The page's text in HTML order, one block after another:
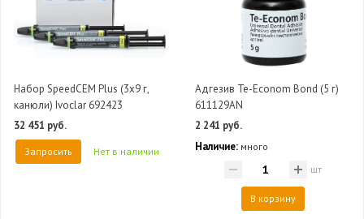
Набор SpeedCEM Plus (3x9 г,
канюли) Ivoclar 692423
32 451 руб.
Запросить Нет в наличии
Адгезив Te-Econom Bond (5 г)
611129AN
2 241 руб.
Наличие: много
шт
В корзину